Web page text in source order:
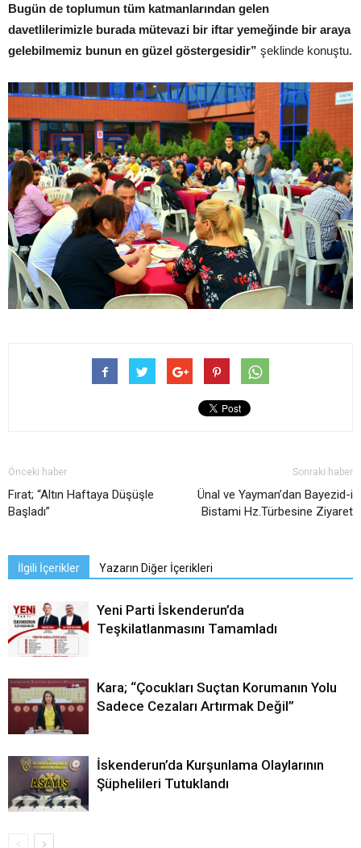
Bugün de toplumun tüm katmanlarından gelen
davetlilerimizle burada mütevazi bir iftar yemeğinde bir araya
gelebilmemiz bunun en güzel göstergesidir” şeklinde konuştu.
Önceki haber
Fırat; “Altın Haftaya Düşüşle
Başladı”
Sonraki haber
Ünal ve Yayman’dan Bayezid-i
Bistami Hz.Türbesine Ziyaret
İlgili İçerikler Yazarın Diğer İçerikleri
Yeni Parti İskenderun’da
Teşkilatlanmasını Tamamladı
Kara; “Çocukları Suçtan Korumanın Yolu
Sadece Cezaları Artırmak Değil”
İskenderun’da Kurşunlama Olaylarının
Şüphelileri Tutuklandı